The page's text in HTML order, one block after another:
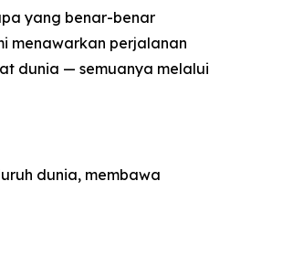
yang benar-benar
menawarkan perjalanan
dunia — semuanya melalui
dunia, membawa